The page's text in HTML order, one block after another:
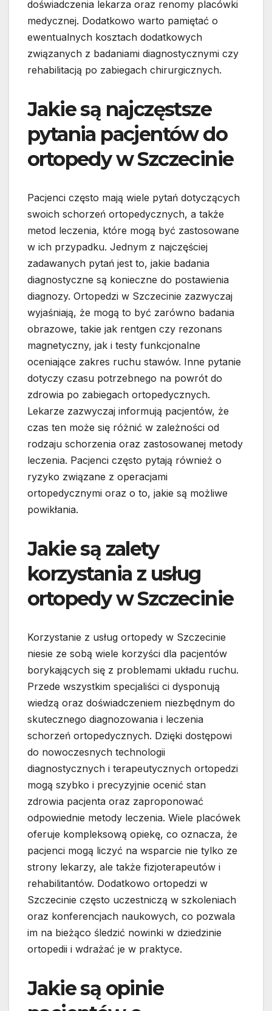
doświadczenia lekarza oraz renomy placówki
medycznej. Dodatkowo warto pamiętać o
ewentualnych kosztach dodatkowych
związanych z badaniami diagnostycznymi czy
rehabilitacją po zabiegach chirurgicznych.
Jakie są najczęstsze
pytania pacjentów do
ortopedy w Szczecinie
Pacjenci często mają wiele pytań dotyczących
swoich schorzeń ortopedycznych, a także
metod leczenia, które mogą być zastosowane
w ich przypadku. Jednym z najczęściej
zadawanych pytań jest to, jakie badania
diagnostyczne są konieczne do postawienia
diagnozy. Ortopedzi w Szczecinie zazwyczaj
wyjaśniają, że mogą to być zarówno badania
obrazowe, takie jak rentgen czy rezonans
magnetyczny, jak i testy funkcjonalne
oceniające zakres ruchu stawów. Inne pytanie
dotyczy czasu potrzebnego na powrót do
zdrowia po zabiegach ortopedycznych.
Lekarze zazwyczaj informują pacjentów, że
czas ten może się różnić w zależności od
rodzaju schorzenia oraz zastosowanej metody
leczenia. Pacjenci często pytają również o
ryzyko związane z operacjami
ortopedycznymi oraz o to, jakie są możliwe
powikłania.
Jakie są zalety
korzystania z usług
ortopedy w Szczecinie
Korzystanie z usług ortopedy w Szczecinie
niesie ze sobą wiele korzyści dla pacjentów
borykających się z problemami układu ruchu.
Przede wszystkim specjaliści ci dysponują
wiedzą oraz doświadczeniem niezbędnym do
skutecznego diagnozowania i leczenia
schorzeń ortopedycznych. Dzięki dostępowi
do nowoczesnych technologii
diagnostycznych i terapeutycznych ortopedzi
mogą szybko i precyzyjnie ocenić stan
zdrowia pacjenta oraz zaproponować
odpowiednie metody leczenia. Wiele placówek
oferuje kompleksową opiekę, co oznacza, że
pacjenci mogą liczyć na wsparcie nie tylko ze
strony lekarzy, ale także fizjoterapeutów i
rehabilitantów. Dodatkowo ortopedzi w
Szczecinie często uczestniczą w szkoleniach
oraz konferencjach naukowych, co pozwala
im na bieżąco śledzić nowinki w dziedzinie
ortopedii i wdrażać je w praktyce.
Jakie są opinie